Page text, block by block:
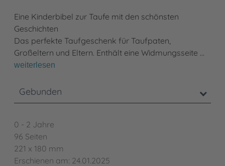
Eine Kinderbibel zur Taufe mit den schönsten
Geschichten
Das perfekte Taufgeschenk für Taufpaten,
Großeltern und Eltern. Enthält eine Widmungsseite …
weiterlesen
Gebunden
0 - 2 Jahre
96 Seiten
221 x 180 mm
Erschienen am: 24.01.2025